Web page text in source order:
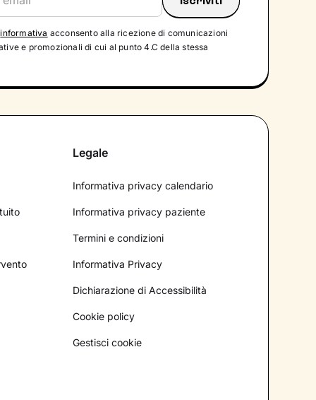
informativa acconsento alla ricezione di comunicazioni
e promozionali di cui al punto 4.C della stessa
Legale
Informativa privacy calendario
Informativa privacy paziente
Termini e condizioni
Informativa Privacy
Dichiarazione di Accessibilità
Cookie policy
Gestisci cookie